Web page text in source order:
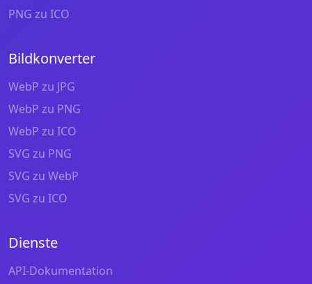
PNG zu ICO
Bildkonverter
WebP zu JPG
WebP zu PNG
WebP zu ICO
SVG zu PNG
SVG zu WebP
SVG zu ICO
Dienste
API-Dokumentation